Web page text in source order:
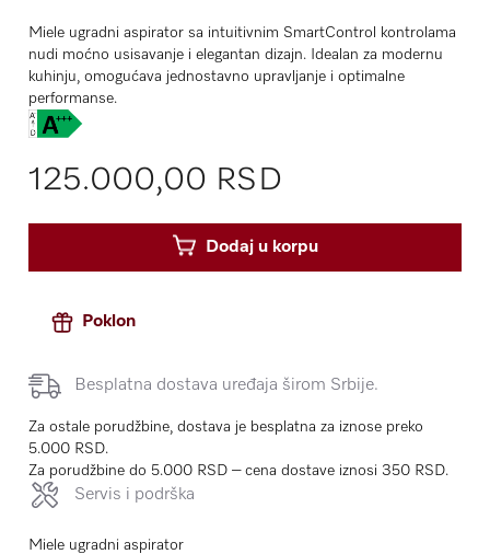
Miele ugradni aspirator sa intuitivnim SmartControl kontrolama
nudi moćno usisavanje i elegantan dizajn. Idealan za modernu
kuhinju, omogućava jednostavno upravljanje i optimalne
performanse.
125.000,00 RSD
Dodaj u korpu
Poklon
Besplatna dostava uređaja širom Srbije.
Za ostale porudžbine, dostava je besplatna za iznose preko
5.000 RSD.
Za porudžbine do 5.000 RSD – cena dostave iznosi 350 RSD.
Servis i podrška
Miele ugradni aspirator